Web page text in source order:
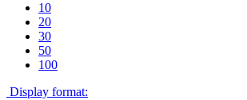
10
20
30
50
100
Display format: